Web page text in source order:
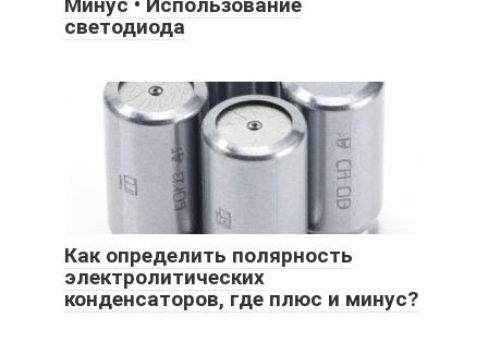
светодиода
Как определить полярность
электролитических
конденсаторов, где плюс и минус?